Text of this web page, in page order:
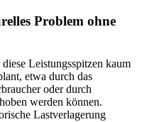
Problem ohne
Leistungsspitzen kaum
etwa durch das
oder durch
werden können.
Lastverlagerung